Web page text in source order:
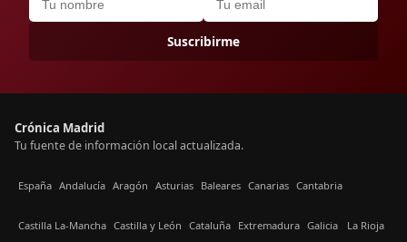
Suscribirme
Crónica Madrid
Tu fuente de información local actualizada.
España Andalucía Aragón Asturias Baleares Canarias Cantabria
Castilla La-Mancha Castilla y León Cataluña Extremadura Galicia La Rioja